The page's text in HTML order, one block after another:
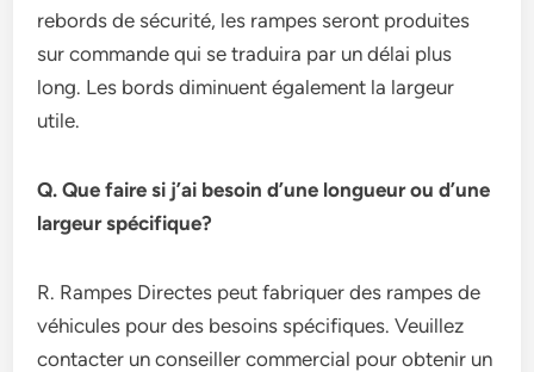
rebords de sécurité, les rampes seront produites
sur commande qui se traduira par un délai plus
long. Les bords diminuent également la largeur
utile.
Q. Que faire si j’ai besoin d’une longueur ou d’une
largeur spécifique?
R. Rampes Directes peut fabriquer des rampes de
véhicules pour des besoins spécifiques. Veuillez
contacter un conseiller commercial pour obtenir un